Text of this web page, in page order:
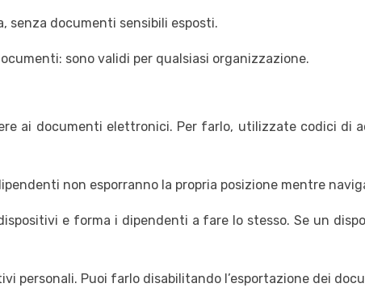
senza documenti sensibili esposti.
sono validi per qualsiasi organizzazione.
ai documenti elettronici. Per farlo, utilizzate codici di
non esporranno la propria posizione mentre
e forma i dipendenti a fare lo stesso. Se un
personali. Puoi farlo disabilitando l’esportazione dei